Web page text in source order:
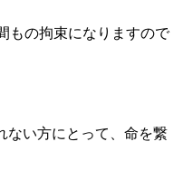
もの拘束になりますので
ない方にとって、命を繋